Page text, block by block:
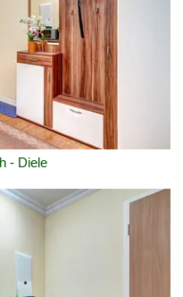
- Diele